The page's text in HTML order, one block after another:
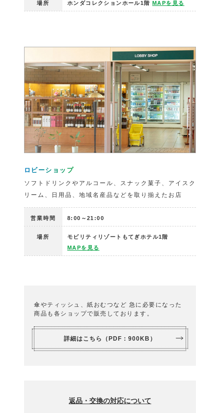
場所 ホンダコレクションホール1階 MAPを見る
ロビーショップ
ソフトドリンクやアルコール、スナック菓子、アイスク
リーム、日用品、地域名産品などを取り揃えたお店
営業時間 8:00～21:00
場所 モビリティリゾートもてぎホテル1階
MAPを見る
傘やティッシュ、紙おむつなど 急に必要になった
商品も各ショップで販売しております。
詳細はこちら（PDF：900KB）
返品・交換の対応について